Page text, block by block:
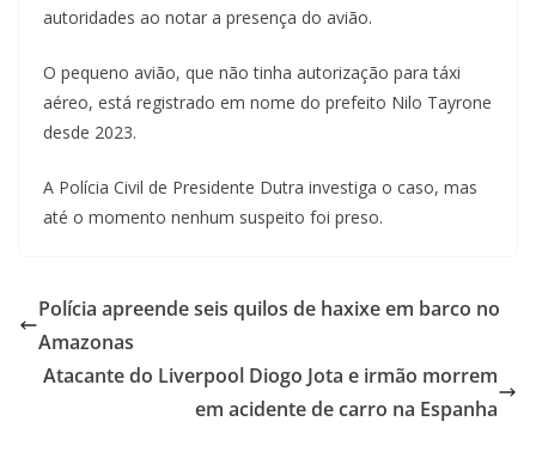
autoridades ao notar a presença do avião.
O pequeno avião, que não tinha autorização para táxi
aéreo, está registrado em nome do prefeito Nilo Tayrone
desde 2023.
A Polícia Civil de Presidente Dutra investiga o caso, mas
até o momento nenhum suspeito foi preso.
Polícia apreende seis quilos de haxixe em barco no
Amazonas
Atacante do Liverpool Diogo Jota e irmão morrem
em acidente de carro na Espanha